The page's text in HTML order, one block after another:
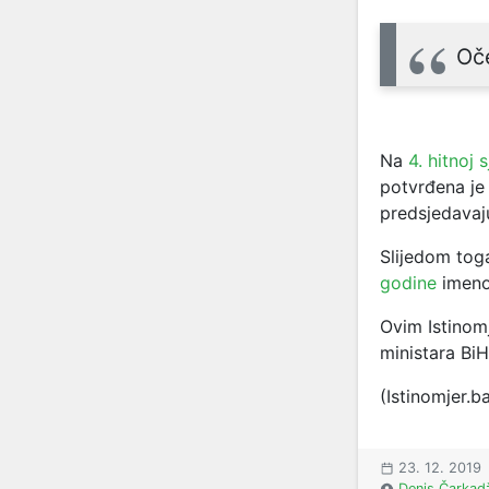
Na 4. hitnoj
potvrđena je
Slijedom
godine
Ovim
ministara
23. 12. 2019